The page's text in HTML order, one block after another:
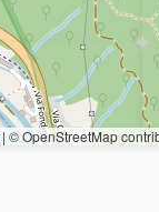
| © OpenStreetMap